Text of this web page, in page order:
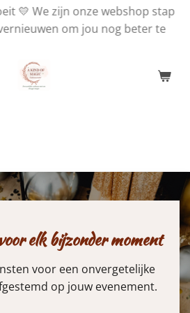
💛 We zijn onze webshop stap
om jou nog beter te
elk bijzonder moment
voor een onvergetelijke
op jouw evenement.